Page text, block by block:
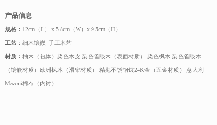
产品信息
规格： 12cm（L） x 5.8cm（W）x 9.5cm（H）
工艺： 细木镶嵌 手工木艺
材质： 柚木（包体）染色木皮 染色雀眼木（表面材质） 染色枫木 染色雀眼木
（镶嵌材质）欧洲枫木（滑帘材质） 精抛不锈钢镀24K金（五金材质） 意大利
Mazoni棉布（内衬）